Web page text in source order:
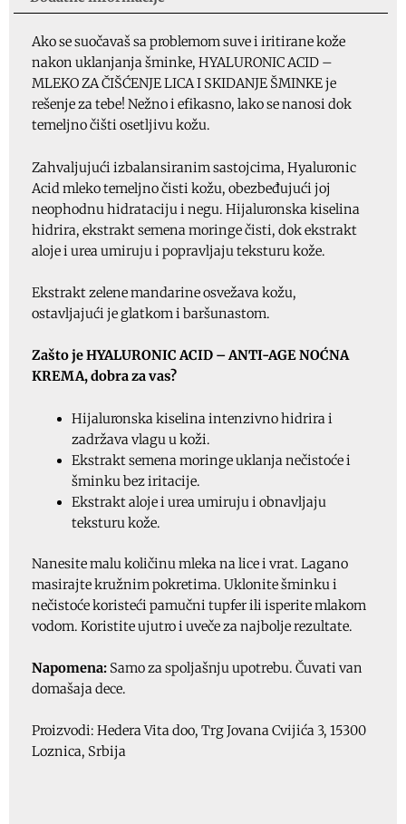
150ml,
ID
5792
količina
Ako se suočavaš sa problemom suve i iritirane kože
nakon uklanjanja šminke, HYALURONIC ACID –
MLEKO ZA ČIŠĆENJE LICA I SKIDANJE ŠMINKE je
rešenje za tebe! Nežno i efikasno, lako se nanosi dok
temeljno čišti osetljivu kožu.
Zahvaljujući izbalansiranim sastojcima, Hyaluronic
Acid mleko temeljno čisti kožu, obezbeđujući joj
neophodnu hidrataciju i negu. Hijaluronska kiselina
hidrira, ekstrakt semena moringe čisti, dok ekstrakt
aloje i urea umiruju i popravljaju teksturu kože.
Ekstrakt zelene mandarine osvežava kožu,
ostavljajući je glatkom i baršunastom.
Zašto je HYALURONIC ACID – ANTI-AGE NOĆNA
KREMA, dobra za vas?
Hijaluronska kiselina intenzivno hidrira i
zadržava vlagu u koži.
Ekstrakt semena moringe uklanja nečistoće i
šminku bez iritacije.
Ekstrakt aloje i urea umiruju i obnavljaju
teksturu kože.
Nanesite malu količinu mleka na lice i vrat. Lagano
masirajte kružnim pokretima. Uklonite šminku i
nečistoće koristeći pamučni tupfer ili isperite mlakom
vodom. Koristite ujutro i uveče za najbolje rezultate.
Napomena: Samo za spoljašnju upotrebu. Čuvati van
domašaja dece.
Proizvodi: Hedera Vita doo, Trg Jovana Cvijića 3, 15300
Loznica, Srbija